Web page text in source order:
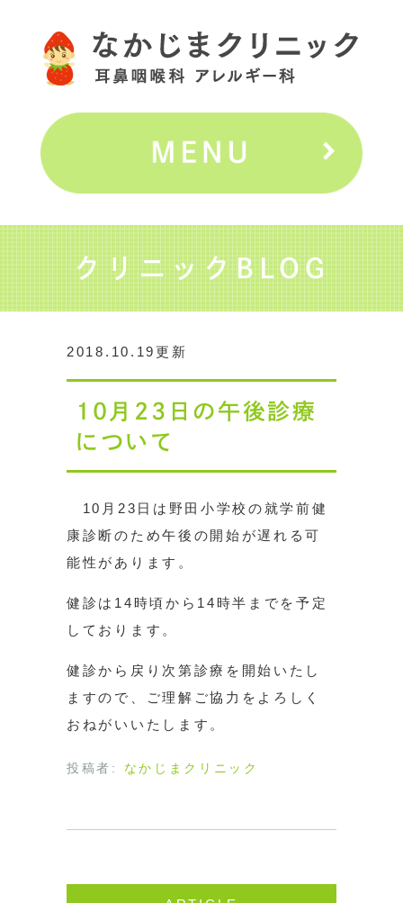
クリニックBLOG
2018.10.19更新
10月23日の午後診療
について
10月23日は野田小学校の就学前健
康診断のため午後の開始が遅れる可
能性があります。
健診は14時頃から14時半までを予定
しております。
健診から戻り次第診療を開始いたし
ますので、ご理解ご協力をよろしく
おねがいいたします。
投稿者: なかじまクリニック